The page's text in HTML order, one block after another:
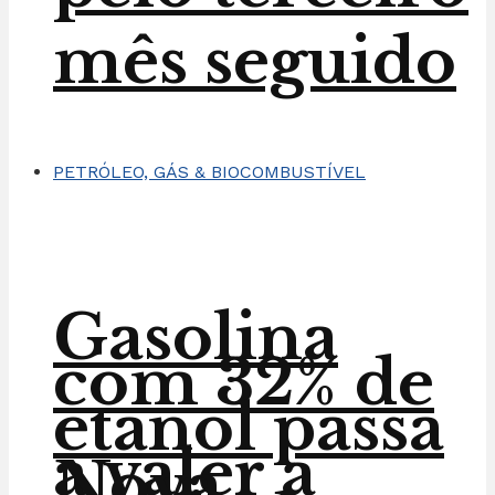
Gasolina
com 32% de
etanol passa
a valer a
mês seguido
PETRÓLEO, GÁS & BIOCOMBUSTÍVEL